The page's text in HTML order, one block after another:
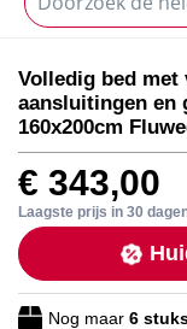
naar
het
einde
van
de
afbeeldingen-
gallerij
naar
het
begin
van
de
afbeeldingen-
gallerij
Volledig bed met
aansluitingen en
160x200cm
€ 343,00
Laagste prijs in 30
Nog maar 6